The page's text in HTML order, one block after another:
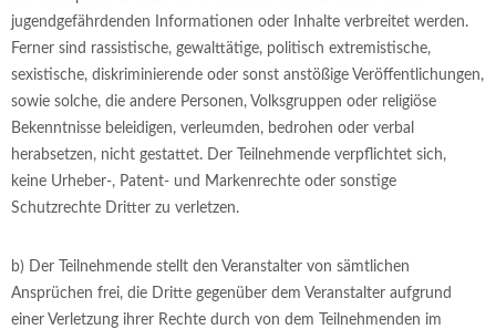
jugendgefährdenden Informationen oder Inhalte verbreitet werden.
Ferner sind rassistische, gewalttätige, politisch extremistische,
sexistische, diskriminierende oder sonst anstößige Veröffentlichungen,
sowie solche, die andere Personen, Volksgruppen oder religiöse
Bekenntnisse beleidigen, verleumden, bedrohen oder verbal
herabsetzen, nicht gestattet. Der Teilnehmende verpflichtet sich,
keine Urheber-, Patent- und Markenrechte oder sonstige
Schutzrechte Dritter zu verletzen.
b) Der Teilnehmende stellt den Veranstalter von sämtlichen
Ansprüchen frei, die Dritte gegenüber dem Veranstalter aufgrund
einer Verletzung ihrer Rechte durch von dem Teilnehmenden im